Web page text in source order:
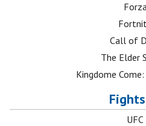
Call of
The Elder
Kingdome
UFC